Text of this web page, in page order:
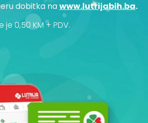
dobitka nawww.lutrijabih.ba.
je 0,50 KM + PDV.